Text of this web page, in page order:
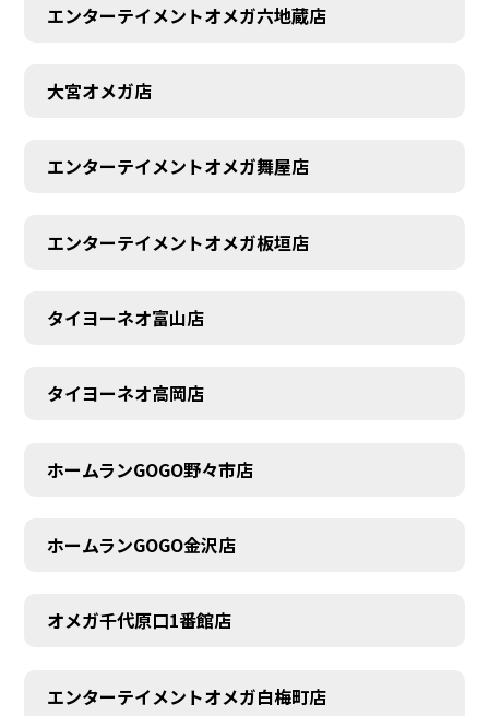
エンターテイメントオメガ六地蔵店
大宮オメガ店
エンターテイメントオメガ舞屋店
エンターテイメントオメガ板垣店
タイヨーネオ富山店
タイヨーネオ高岡店
ホームランGOGO野々市店
ホームランGOGO金沢店
オメガ千代原口1番館店
エンターテイメントオメガ白梅町店